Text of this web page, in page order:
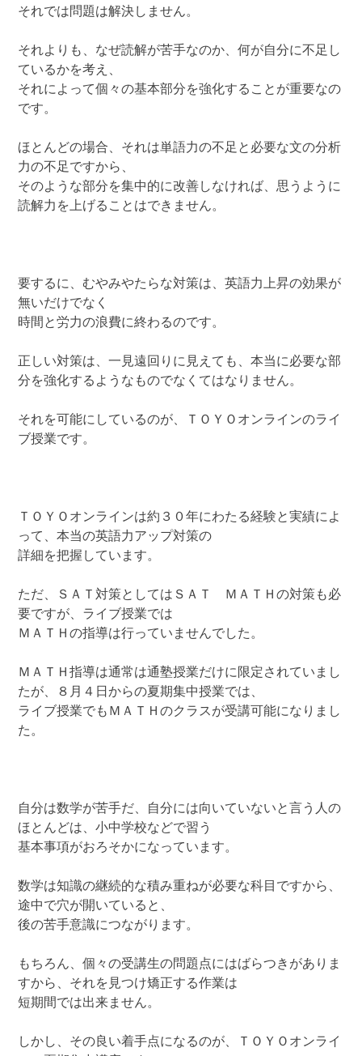
それでは問題は解決しません。
それよりも、なぜ読解が苦手なのか、何が自分に不足し
ているかを考え、
それによって個々の基本部分を強化することが重要なの
です。
ほとんどの場合、それは単語力の不足と必要な文の分析
力の不足ですから、
そのような部分を集中的に改善しなければ、思うように
読解力を上げることはできません。
要するに、むやみやたらな対策は、英語力上昇の効果が
無いだけでなく
時間と労力の浪費に終わるのです。
正しい対策は、一見遠回りに見えても、本当に必要な部
分を強化するようなものでなくてはなりません。
それを可能にしているのが、ＴＯＹＯオンラインのライ
ブ授業です。
ＴＯＹＯオンラインは約３０年にわたる経験と実績によ
って、本当の英語力アップ対策の
詳細を把握しています。
ただ、ＳＡＴ対策としてはＳＡＴ ＭＡＴＨの対策も必
要ですが、ライブ授業では
ＭＡＴＨの指導は行っていませんでした。
ＭＡＴＨ指導は通常は通塾授業だけに限定されていまし
たが、８月４日からの夏期集中授業では、
ライブ授業でもＭＡＴＨのクラスが受講可能になりまし
た。
自分は数学が苦手だ、自分には向いていないと言う人の
ほとんどは、小中学校などで習う
基本事項がおろそかになっています。
数学は知識の継続的な積み重ねが必要な科目ですから、
途中で穴が開いていると、
後の苦手意識につながります。
もちろん、個々の受講生の問題点にはばらつきがありま
すから、それを見つけ矯正する作業は
短期間では出来ません。
しかし、その良い着手点になるのが、ＴＯＹＯオンライ